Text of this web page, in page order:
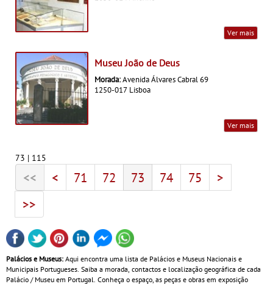
Ver mais
Museu João de Deus
Morada:Avenida Álvares Cabral 69
1250-017 Lisboa
Ver mais
73 | 115
<< < 71 72 73 74 75
>
>>
Palácios e Museus: Aqui encontra uma lista de Palácios e Museus Nacionais e
Municipais Portugueses. Saiba a morada, contactos e localização geográfica de cada
Palácio / Museu em Portugal. Conheça o espaço, as peças e obras em exposição